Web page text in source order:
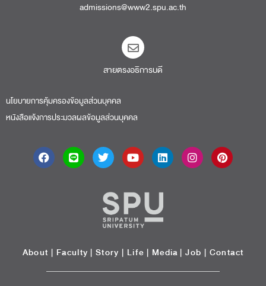
admissions@www2.spu.ac.th
สายตรงอธิการบดี​
นโยบายการคุ้มครองข้อมูลส่วนบุคคล
หนังสือแจ้งการประมวลผลข้อมูลส่วนบุคคล
About | Faculty | Story | Life | Media |Job | Contact